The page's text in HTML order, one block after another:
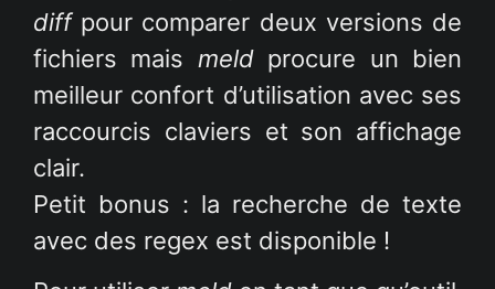
diffpour comparer deux versions de
fichiers mais meldprocure un bien
meilleur confort d’utilisation avec ses
raccourcis claviers et son affichage
clair.
Petit bonus : la recherche de texte
avec des regex est disponible !